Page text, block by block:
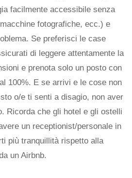
facilmente accessibile senza
fotografiche, ecc.) e
Se preferisci le case
di leggere attentamente la
e prenota solo un posto con
100%. E se arrivi e le cose non
o/e ti senti a disagio, non aver
Ricorda che gli hotel e gli ostelli
un receptionist/personale in
più tranquillità rispetto alla
un Airbnb.